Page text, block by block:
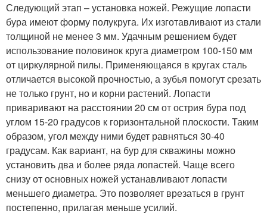
Следующий этап – установка ножей. Режущие лопасти
бура имеют форму полукруга. Их изготавливают из стали
толщиной не менее 3 мм. Удачным решением будет
использование половинок круга диаметром 100-150 мм
от циркулярной пилы. Применяющаяся в кругах сталь
отличается высокой прочностью, а зубья помогут срезать
не только грунт, но и корни растений. Лопасти
приваривают на расстоянии 20 см от острия бура под
углом 15-20 градусов к горизонтальной плоскости. Таким
образом, угол между ними будет равняться 30-40
градусам. Как вариант, на бур для скважины можно
установить два и более ряда лопастей. Чаще всего
снизу от основных ножей устанавливают лопасти
меньшего диаметра. Это позволяет врезаться в грунт
постепенно, прилагая меньше усилий.